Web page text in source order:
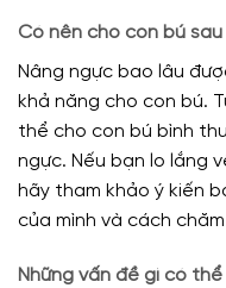
Có nên cho con bú
Nâng ngực bao lâu
khả năng cho con bú.
thể cho con bú bình
ngực. Nếu bạn lo lắng
hãy tham khảo ý kiến
của mình và cách
Những vấn đề gì có